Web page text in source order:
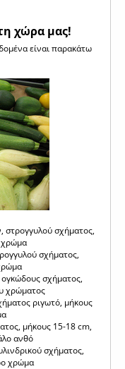
χώρα μας!
είναι παρακάτω
στρογγυλού σχήματος,
χρώμα
σχήματος,
σχήματος,
χρώματος
ριγωτό, μήκους
μήκους 15-18 cm,
ανθό
σχήματος,
χρώμα